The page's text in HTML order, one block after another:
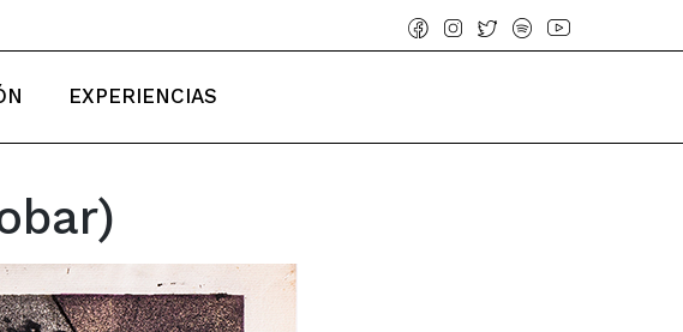
EXPERIENCIAS